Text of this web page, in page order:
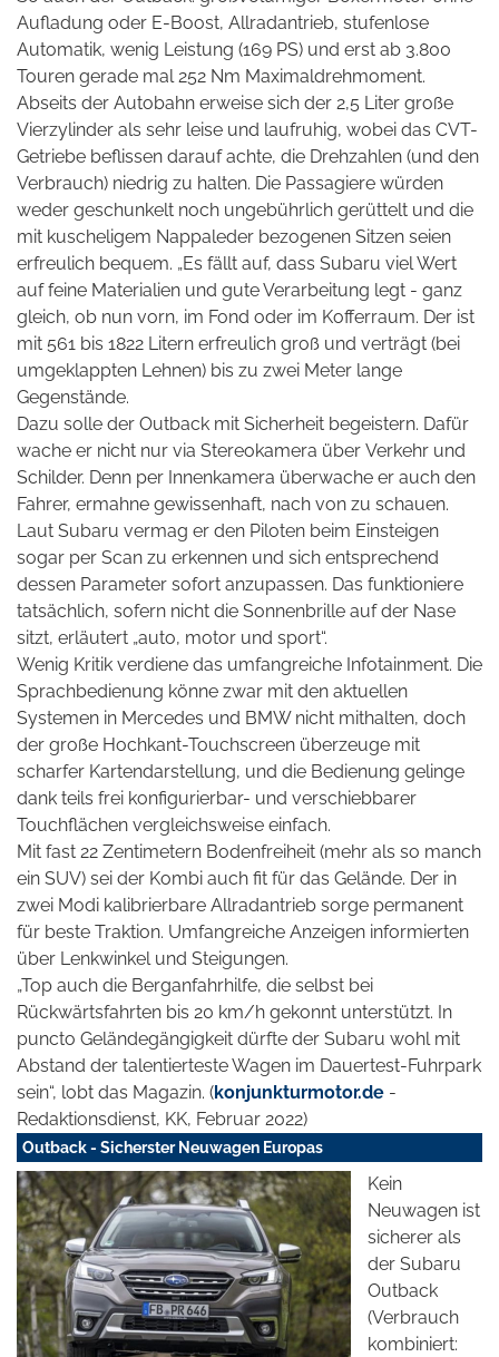
Aufladung oder E-Boost, Allradantrieb, stufenlose
Automatik, wenig Leistung (169 PS) und erst ab 3.800
Touren gerade mal 252 Nm Maximaldrehmoment.
Abseits der Autobahn erweise sich der 2,5 Liter große
Vierzylinder als sehr leise und laufruhig, wobei das CVT-
Getriebe beflissen darauf achte, die Drehzahlen (und den
Verbrauch) niedrig zu halten. Die Passagiere würden
weder geschunkelt noch ungebührlich gerüttelt und die
mit kuscheligem Nappaleder bezogenen Sitzen seien
erfreulich bequem. „Es fällt auf, dass Subaru viel Wert
auf feine Materialien und gute Verarbeitung legt - ganz
gleich, ob nun vorn, im Fond oder im Kofferraum. Der ist
mit 561 bis 1822 Litern erfreulich groß und verträgt (bei
umgeklappten Lehnen) bis zu zwei Meter lange
Gegenstände.
Dazu solle der Outback mit Sicherheit begeistern. Dafür
wache er nicht nur via Stereokamera über Verkehr und
Schilder. Denn per Innenkamera überwache er auch den
Fahrer, ermahne gewissenhaft, nach von zu schauen.
Laut Subaru vermag er den Piloten beim Einsteigen
sogar per Scan zu erkennen und sich entsprechend
dessen Parameter sofort anzupassen. Das funktioniere
tatsächlich, sofern nicht die Sonnenbrille auf der Nase
sitzt, erläutert „auto, motor und sport“.
Wenig Kritik verdiene das umfangreiche Infotainment. Die
Sprachbedienung könne zwar mit den aktuellen
Systemen in Mercedes und BMW nicht mithalten, doch
der große Hochkant-Touchscreen überzeuge mit
scharfer Kartendarstellung, und die Bedienung gelinge
dank teils frei konfigurierbar- und verschiebbarer
Touchflächen vergleichsweise einfach.
Mit fast 22 Zentimetern Bodenfreiheit (mehr als so manch
ein SUV) sei der Kombi auch fit für das Gelände. Der in
zwei Modi kalibrierbare Allradantrieb sorge permanent
für beste Traktion. Umfangreiche Anzeigen informierten
über Lenkwinkel und Steigungen.
„Top auch die Berganfahrhilfe, die selbst bei
Rückwärtsfahrten bis 20 km/h gekonnt unterstützt. In
puncto Geländegängigkeit dürfte der Subaru wohl mit
Abstand der talentierteste Wagen im Dauertest-Fuhrpark
sein“, lobt das Magazin. (konjunkturmotor.de -
Redaktionsdienst, KK, Februar 2022)
Outback - Sicherster Neuwagen Europas
Kein
Neuwagen ist
sicherer als
der Subaru
Outback
(Verbrauch
kombiniert: